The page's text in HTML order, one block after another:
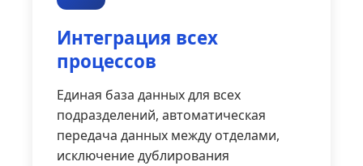
Интеграция всех
процессов
Единая база данных для всех
подразделений, автоматическая
передача данных между отделами,
исключение дублирования